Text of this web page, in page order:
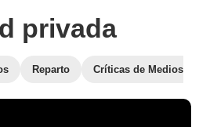
privada
Reparto Críticas de Medios